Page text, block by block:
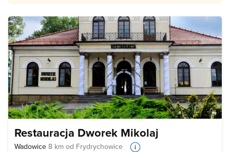
Restauracja Dworek Mikolaj
Wadowice 8 km od Frydrychowice